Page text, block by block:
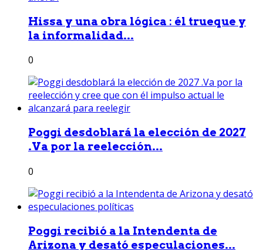
Hissa y una obra lógica : él trueque y
la informalidad...
0
Poggi desdoblará la elección de 2027
.Va por la reelección...
0
Poggi recibió a la Intendenta de
Arizona y desató especulaciones...